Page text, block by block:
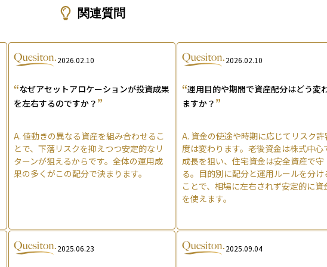
関連質問
2026.02.10
“なぜアセットアロケーションが投資成果
を左右するのですか？ ”
A. 値動きの異なる資産を組み合わせるこ
とで、下落リスクを抑えつつ安定的なリ
ターンが狙えるからです。全体の運用成
果の多くがこの配分で決まります。
2026.02.10
“運用目的や期間で資産配分はどう変
ますか？ ”
A. 資金の使途や時期に応じてリスク許
度は変わります。老後資金は株式中心
成長を狙い、住宅資金は安全資産で守
る。目的別に配分と運用ルールを分け
ことで、相場に左右されず安定的に資
を使えます。
2025.06.23 2025.09.04